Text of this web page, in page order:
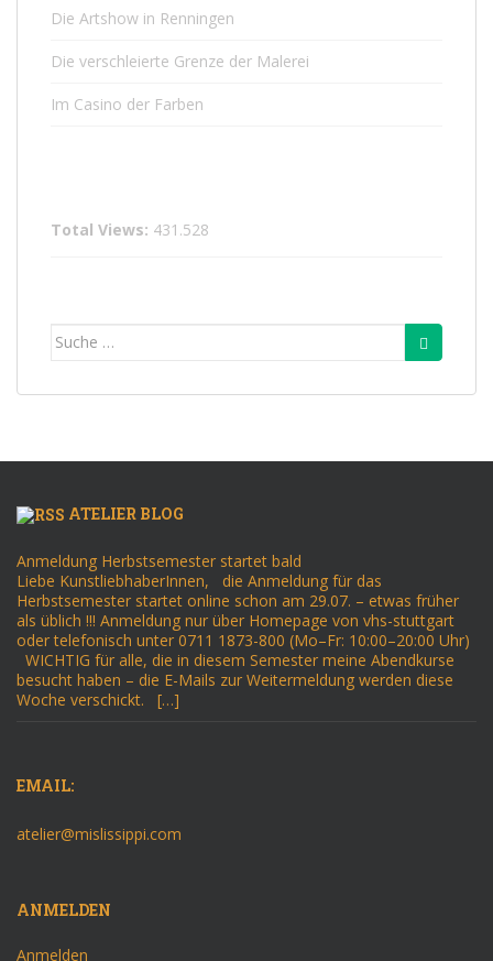
Die Artshow in Renningen
Die verschleierte Grenze der Malerei
Im Casino der Farben
Total Views: 431.528
Suche
ATELIER BLOG
Anmeldung Herbstsemester startet bald
Liebe KunstliebhaberInnen, die Anmeldung für das
Herbstsemester startet online schon am 29.07. – etwas früher
als üblich !!! Anmeldung nur über Homepage von vhs-stuttgart
oder telefonisch unter 0711 1873-800 (Mo–Fr: 10:00–20:00 Uhr)
WICHTIG für alle, die in diesem Semester meine Abendkurse
besucht haben – die E-Mails zur Weitermeldung werden diese
Woche verschickt. […]
EMAIL:
atelier@mislissippi.com
ANMELDEN
Anmelden